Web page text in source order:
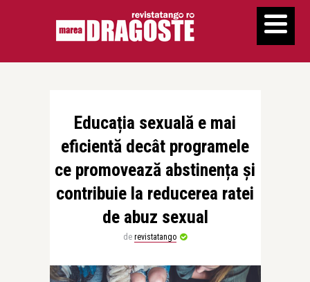
Educația sexuală e mai
eficientă decât programele
ce promovează abstinența și
contribuie la reducerea ratei
de abuz sexual
de revistatango